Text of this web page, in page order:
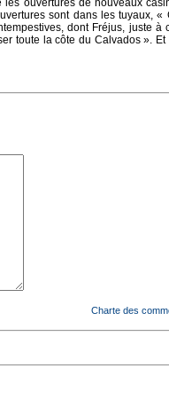
ouvertures de nouveaux
sont dans les tuyaux, «
dont Fréjus, juste à
toute la côte du Calvados ». Et
Charte des